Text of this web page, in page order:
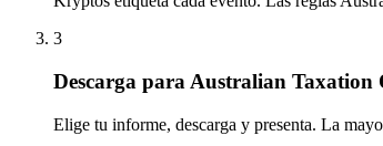
3
Descarga para Australian Taxation
Elige tu informe, descarga y presenta. La